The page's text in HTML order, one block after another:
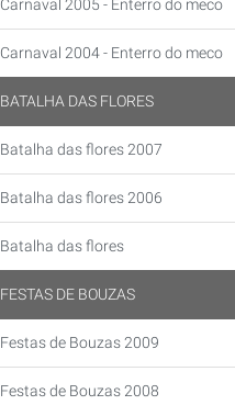
Carnaval 2005 - Enterro do meco
Carnaval 2004 - Enterro do meco
BATALHA DAS FLORES
Batalha das flores 2007
Batalha das flores 2006
Batalha das flores
FESTAS DE BOUZAS
Festas de Bouzas 2009
Festas de Bouzas 2008